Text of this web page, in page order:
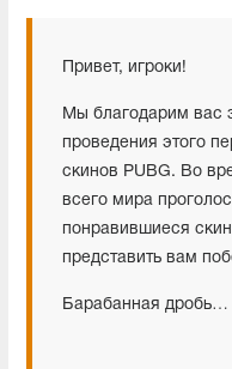
Привет, игроки!
Мы благодарим вас
проведения этого
скинов PUBG. Во
всего мира
понравившиеся
представить вам
Барабанная дробь…